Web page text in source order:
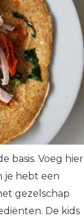
basis. Voeg hier
je hebt een
gezelschap
De kids